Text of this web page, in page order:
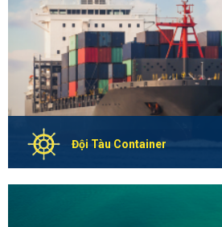
Chi Tiết
Đội Tàu Container